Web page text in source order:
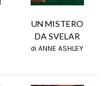
UN MISTERO
DA SVELAR
di ANNE ASHLEY